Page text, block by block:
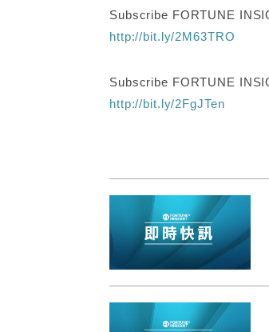
Subscribe FORTUNE
http://bit.ly/2M63TRO
Subscribe FORTUNE
http://bit.ly/2FgJTen